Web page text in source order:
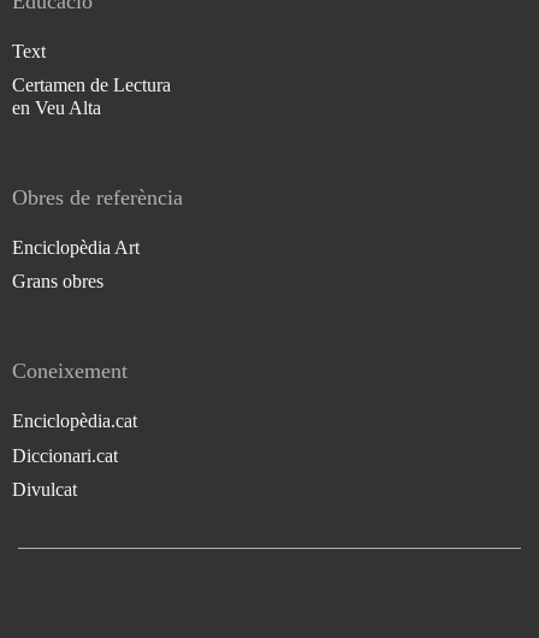
Text
Certamen de Lectura
en Veu Alta
Obres de referència
Enciclopèdia Art
Grans obres
Coneixement
Enciclopèdia.cat
Diccionari.cat
Divulcat